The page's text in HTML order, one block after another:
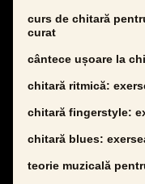
curs de chitară
curat
cântece ușoare la
chitară ritmică:
chitară fingerstyle:
chitară blues:
teorie muzicală